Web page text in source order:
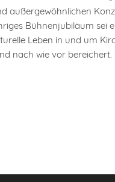
außergewöhnlichen
Bühnenjubiläum sei
Leben in und um
nach wie vor